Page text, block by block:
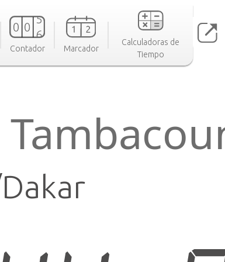
Contador Marcador
Calculadoras de
Tiempo